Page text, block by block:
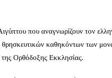
που αναγνωρίζουν τον
θρησκευτικών καθηκόντων των
Ορθόδοξης Εκκλησίας.